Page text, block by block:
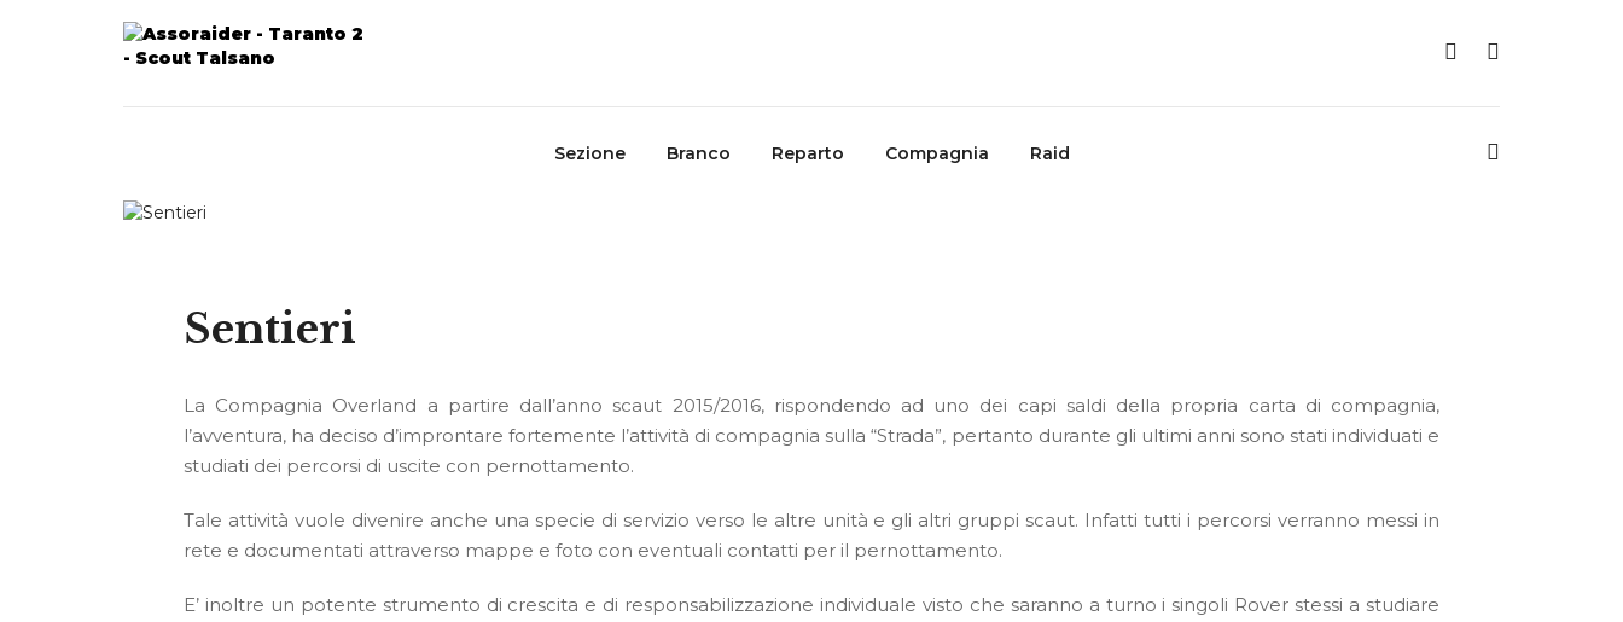
Sezione Branco Reparto Compagnia Raid
Sentieri
La Compagnia Overland a partire dall’anno scaut 2015/2016, rispondendo ad uno dei capi saldi della propria carta di compagnia,
l’avventura, ha deciso d’improntare fortemente l’attività di compagnia sulla “Strada”, pertanto durante gli ultimi anni sono stati individuati e
studiati dei percorsi di uscite con pernottamento.
Tale attività vuole divenire anche una specie di servizio verso le altre unità e gli altri gruppi scaut. Infatti tutti i percorsi verranno messi in
rete e documentati attraverso mappe e foto con eventuali contatti per il pernottamento.
E’ inoltre un potente strumento di crescita e di responsabilizzazione individuale visto che saranno a turno i singoli Rover stessi a studiare